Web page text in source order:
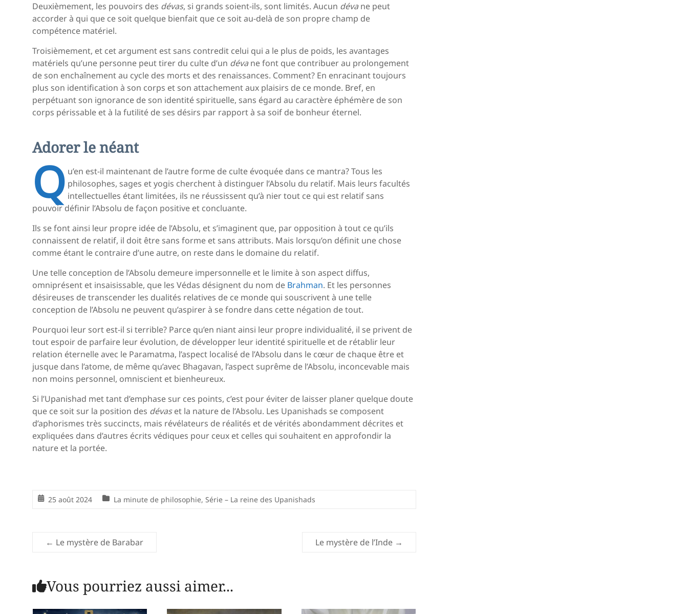
Deuxièmement, les pouvoirs des dévas, si grands soient-ils, sont limités. Aucun dévane peut
accorder à qui que ce soit quelque bienfait que ce soit au-delà de son propre champ de
compétence matériel.
Troisièmement, et cet argument est sans contredit celui qui a le plus de poids, les avantages
matériels qu’une personne peut tirer du culte d’un dévane font que contribuer au prolongement
de son enchaînement au cycle des morts et des renaissances. Comment? En enracinant toujours
plus son identification à son corps et son attachement aux plaisirs de ce monde. Bref, en
perpétuant son ignorance de son identité spirituelle, sans égard au caractère éphémère de son
corps périssable et à la futilité de ses désirs par rapport à sa soif de bonheur éternel.
Adorer le néant
Q u’en est-il maintenant de l’autre forme de culte évoquée dans ce mantra? Tous les
philosophes, sages et yogis cherchent à distinguer l’Absolu du relatif. Mais leurs facultés
intellectuelles étant limitées, ils ne réussissent qu’à nier tout ce qui est relatif sans
pouvoir définir l’Absolu de façon positive et concluante.
Ils se font ainsi leur propre idée de l’Absolu, et s’imaginent que, par opposition à tout ce qu’ils
connaissent de relatif, il doit être sans forme et sans attributs. Mais lorsqu’on définit une chose
comme étant le contraire d’une autre, on reste dans le domaine du relatif.
Une telle conception de l’Absolu demeure impersonnelle et le limite à son aspect diffus,
omniprésent et insaisissable, que les Védas désignent du nom de Brahman. Et les personnes
désireuses de transcender les dualités relatives de ce monde qui souscrivent à une telle
conception de l’Absolu ne peuvent qu’aspirer à se fondre dans cette négation de tout.
Pourquoi leur sort est-il si terrible? Parce qu’en niant ainsi leur propre individualité, il se privent de
tout espoir de parfaire leur évolution, de développer leur identité spirituelle et de rétablir leur
relation éternelle avec le Paramatma, l’aspect localisé de l’Absolu dans le cœur de chaque être et
jusque dans l’atome, de même qu’avec Bhagavan, l’aspect suprême de l’Absolu, inconcevable mais
non moins personnel, omniscient et bienheureux.
Si l’Upanishad met tant d’emphase sur ces points, c’est pour éviter de laisser planer quelque doute
que ce soit sur la position des dévaset la nature de l’Absolu. Les Upanishads se composent
d’aphorismes très succincts, mais révélateurs de réalités et de vérités abondamment décrites et
expliquées dans d’autres écrits védiques pour ceux et celles qui souhaitent en approfondir la
nature et la portée.
25 août 2024 La minute de philosophie, Série – La reine des Upanishads
← Le mystère de Barabar Le mystère de l’Inde →
Vous pourriez aussi aimer...